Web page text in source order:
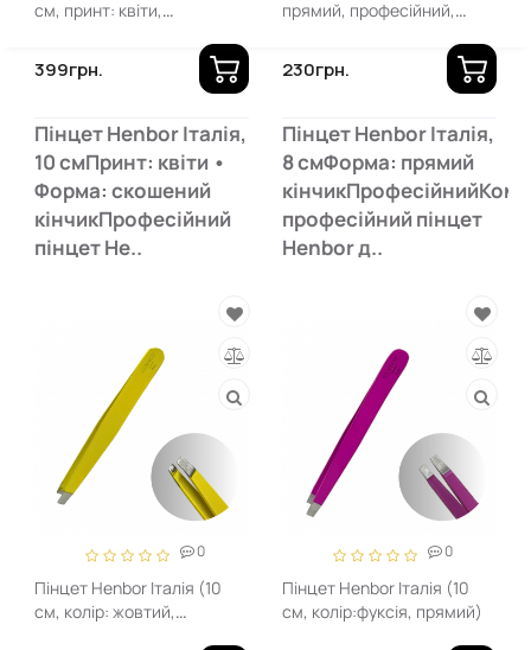
см, принт: квіти,
399грн.
Пінцет Henbor Італія,
10 смПринт: квіти •
Форма: скошений
кінчикПрофесійний
пінцет He..
прямий, професійний,
230грн.
Пінцет Henbor Італія,
8 смФорма: прямий
професійний пінцет
Henbor д..
0
Пінцет Henbor Італія (10
см, колір: жовтий,
0
Пінцет Henbor Італія (10
см, колір:фуксія, прямий)